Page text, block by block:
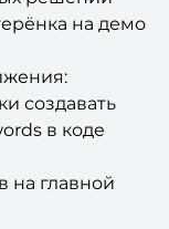
создавать
главной